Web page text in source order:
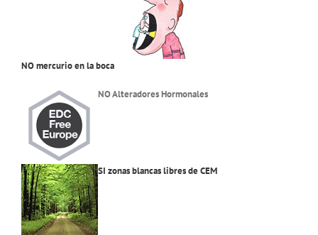
NO mercurio en la boca
NO Alteradores Hormonales
SI zonas blancas libres de CEM